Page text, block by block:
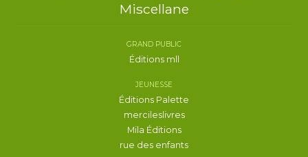
Miscellane
GRAND PUBLIC
Éditions mll
JEUNESSE
Éditions Palette
mercileslivres
Mila Éditions
rue des enfants